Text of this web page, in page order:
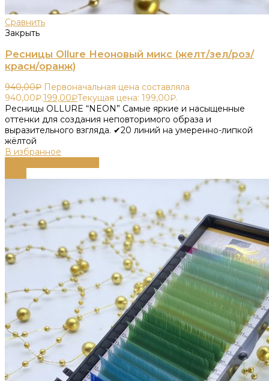
Сравнить
Закрыть
Ресницы Ollure Неоновый микс (желт/зел/роз/
красн/оранж)
940,00₽ Первоначальная цена составляла
940,00₽.199,00₽Текущая цена: 199,00₽.
Ресницы OLLURE “NEON” Самые яркие и насыщенные
оттенки для создания неповторимого образа и
выразительного взгляда. ✔20 линий на умеренно-липкой
жёлтой
В избранное